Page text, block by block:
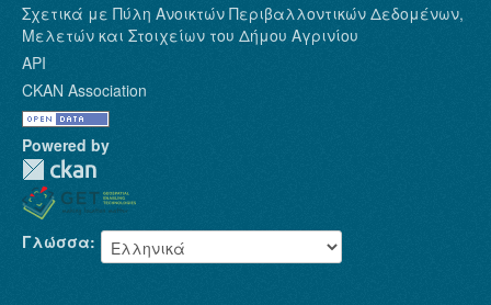
Σχετικά με Πύλη Ανοικτών Περιβαλλοντικών Δεδομένων,
Μελετών και Στοιχείων του Δήμου Αγρινίου
API
CKAN Association
Powered by
Γλώσσα